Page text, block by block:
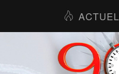
ACTUEL